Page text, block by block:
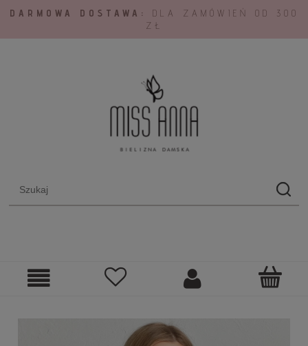
DARMOWA DOSTAWA:
DLA ZAMÓWIEŃ OD 300
ZŁ